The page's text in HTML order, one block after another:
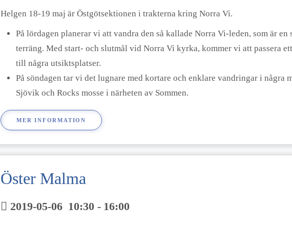
Helgen 18-19 maj är Östgötsektionen i trakterna kring Norra Vi.
På lördagen planerar vi att vandra den så kallade Norra Vi-leden, som är en
terräng. Med start- och slutmål vid Norra Vi kyrka, kommer vi att passera
till några utsiktsplatser.
På söndagen tar vi det lugnare med kortare och enklare vandringar i några
Sjövik och Rocks mosse i närheten av Sommen.
MER INFORMATION
Öster Malma
2019-05-06 10:30 - 16:00